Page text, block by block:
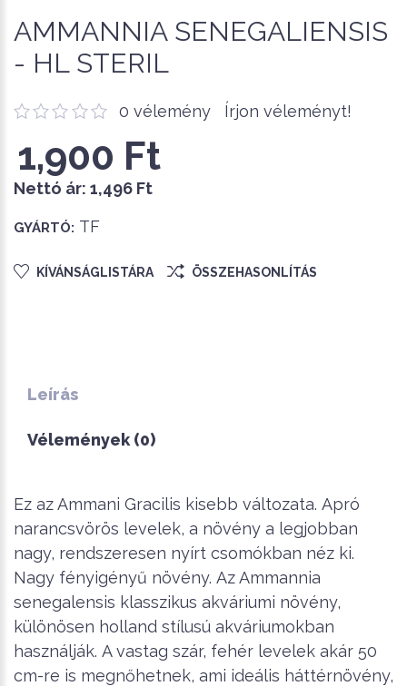
AMMANNIA SENEGALIENSIS
- HL STERIL
0 vélemény Írjon véleményt!
1,900 Ft
Nettó ár: 1,496 Ft
GYÁRTÓ: TF
KÍVÁNSÁGLISTÁRA ÖSSZEHASONLÍTÁS
Leírás
Vélemények (0)
Ez az Ammani Gracilis kisebb változata. Apró
narancsvörös levelek, a növény a legjobban
nagy, rendszeresen nyírt csomókban néz ki.
Nagy fényigényű növény. Az Ammannia
senegalensis klasszikus akváriumi növény,
különösen holland stílusú akváriumokban
használják. A vastag szár, fehér levelek akár 50
cm-re is megnőhetnek, ami ideális háttérnövény,